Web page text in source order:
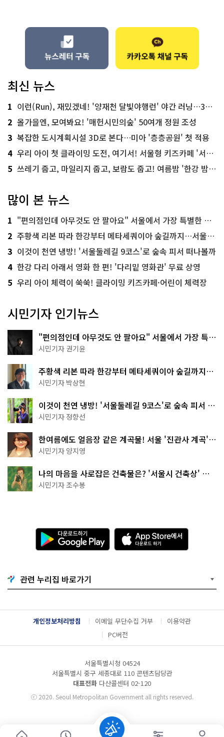
최신 뉴스
1 이런(Run), 재밌겠네! '양재천 달빛야행런' 야간 러닝…300명 모집
2 올가을엔, 모여봐요! '매헌시민의숲' 50여개 정원 조성
3 복잡한 도시계획시설 3D로 본다…미아 '층층공원' 첫 적용
4 우리 아이 첫 클라이밍 도전, 여기서! 서울형 키즈카페 '서울가족플라자점'
5 쓰레기 줍고, 마일리지 줍고, 보람도 줍고! 여름밤 '한강 밤마실 줍깅'
많이 본 뉴스
1 "편의점인데 아무것도 안 팔아요" 서울에서 가장 특별한 편의점의 정체
2 주황색 리본 따라 한강부터 메타세쿼이아 숲길까지…서울둘레길 15코스
3 이것이 천연 냉방! '서울둘레길 9코스'로 숲속 피서 떠나볼까
4 한강 다리 아래서 영화 한 편! '다리밑 영화관' 무료 상영
5 우리 아이 체력이 쑥쑥! 클라이밍 키즈카페·어린이 체력장
시민기자 인기뉴스
"편의점인데 아무것도 안 팔아요" 서울에서 가장 특별
한 편의점의 정체
시민기자 권기윤
주황색 리본 따라 한강부터 메타세쿼이아 숲길까지…
서울둘레길 15코스
시민기자 박상현
이것이 천연 냉방! '서울둘레길 9코스'로 숲속 피서 떠
나볼까
시민기자 정향선
한여름에도 얼음장 같은 계곡물! 서울 '진관사 계곡'이
천국이네~
시민기자 양지영
나의 마음을 사로잡은 건축물은? '서울시 건축상' 수
상작 공개!
시민기자 조수봉
다
운
로
기
G
o
g
l
e
l
A
p
p
e
서
다
운
드
관련 누리집 바로가기
개인정보처리방침 이메일 무단수집 거부
이용약관
PC버전
서울특별시청 04524
서울특별시 중구 세종대로 110 콘텐츠담당관
대표전화 다산콜센터 02-120
ⓒ2020. Seoul Metropolitan Government all rights reserved.